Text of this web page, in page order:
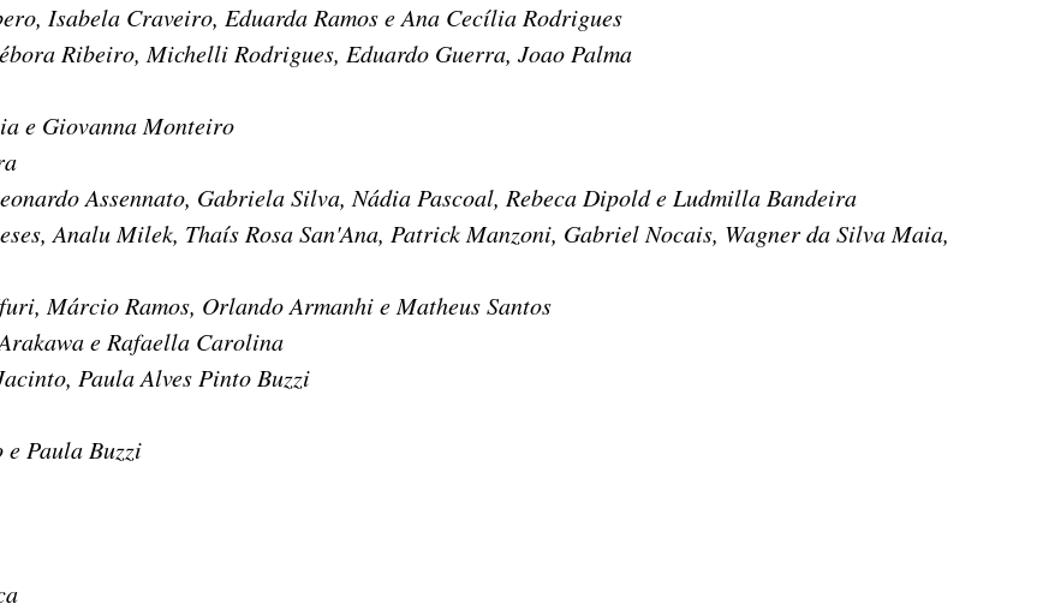
Isabela Craveiro, Eduarda Ramos e Ana Cecília Rodrigues
Ribeiro, Michelli Rodrigues, Eduardo Guerra, Joao Palma
e Giovanna Monteiro
Assennato, Gabriela Silva, Nádia Pascoal, Rebeca Dipold e Ludmilla Bandeira
Analu Milek, Thaís Rosa San'Ana, Patrick Manzoni, Gabriel Nocais, Wagner da Silva Maia,
Márcio Ramos, Orlando Armanhi e Matheus Santos
e Rafaella Carolina
Paula Alves Pinto Buzzi
Paula Buzzi